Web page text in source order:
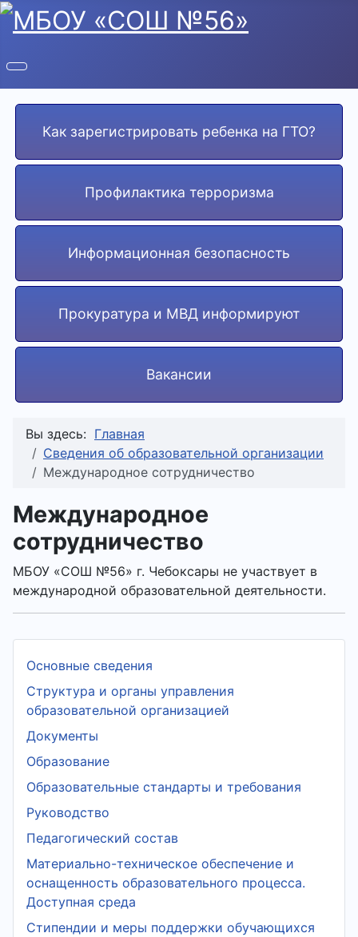
Как зарегистрировать ребенка на ГТО?
Профилактика терроризма
Информационная безопасность
Прокуратура и МВД информируют
Вакансии
Вы здесь: Главная
Сведения об образовательной организации
Международное сотрудничество
Международное
сотрудничество
МБОУ «СОШ №56» г. Чебоксары не участвует в
международной образовательной деятельности.
Основные сведения
Структура и органы управления
образовательной организацией
Документы
Образование
Образовательные стандарты и требования
Руководство
Педагогический состав
Материально-техническое обеспечение и
оснащенность образовательного процесса.
Доступная среда
Стипендии и меры поддержки обучающихся